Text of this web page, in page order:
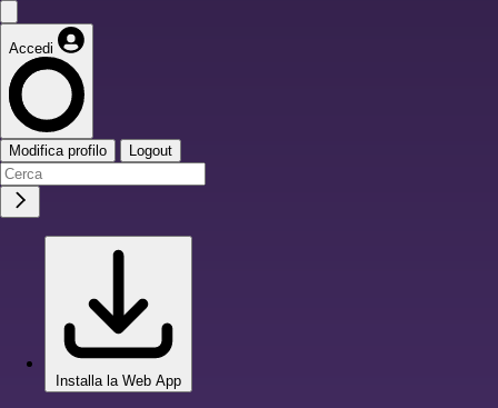
Accedi
Modifica profilo Logout
Installa la Web App